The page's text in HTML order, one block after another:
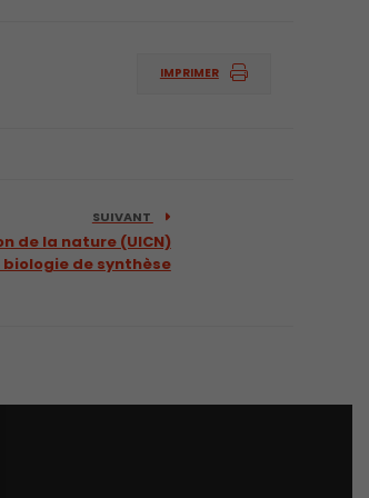
IMPRIMER
SUIVANT
de la nature (UICN)
de synthèse